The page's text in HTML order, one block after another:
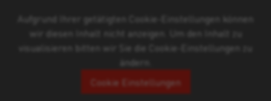
Aufgrund Ihrer getätigten Cookie-Einstellungen können
wir diesen Inhalt nicht anzeigen. Um den Inhalt zu
visualisieren bitten wir Sie die Cookie-Einstellungen zu
ändern.
Cookie Einstellungen